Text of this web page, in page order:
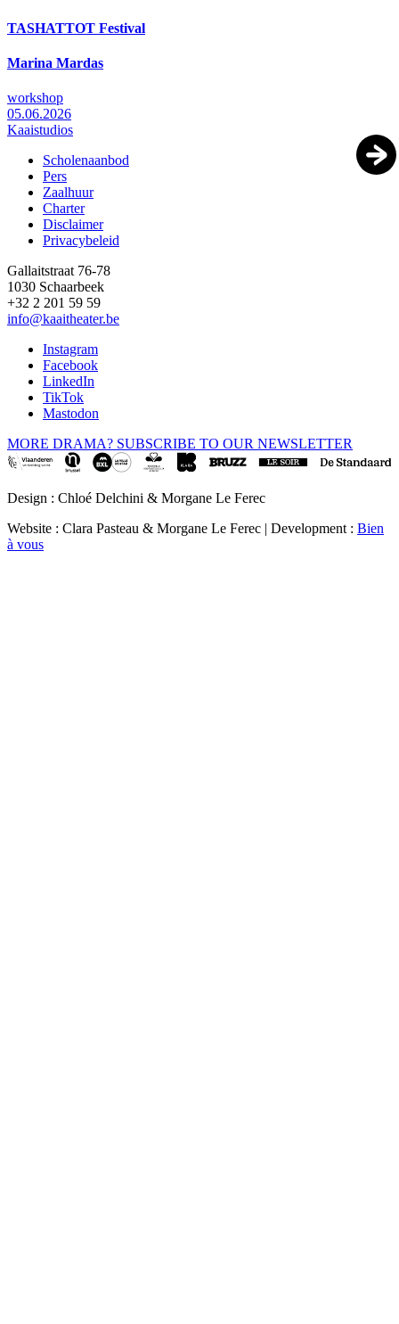
TASHATTOT Festival
Marina Mardas
workshop
05.06.2026
Kaaistudios
Footer
Scholenaanbod
Pers
Zaalhuur
Charter
Disclaimer
Privacybeleid
Gallaitstraat 76-78
1030 Schaarbeek
+32 2 201 59 59
info@kaaitheater.be
Instagram
Facebook
LinkedIn
TikTok
Mastodon
MORE DRAMA? SUBSCRIBE TO OUR NEWSLETTER
Design : Chloé Delchini & Morgane Le Ferec
Website : Clara Pasteau & Morgane Le Ferec | Development : Bien
à vous